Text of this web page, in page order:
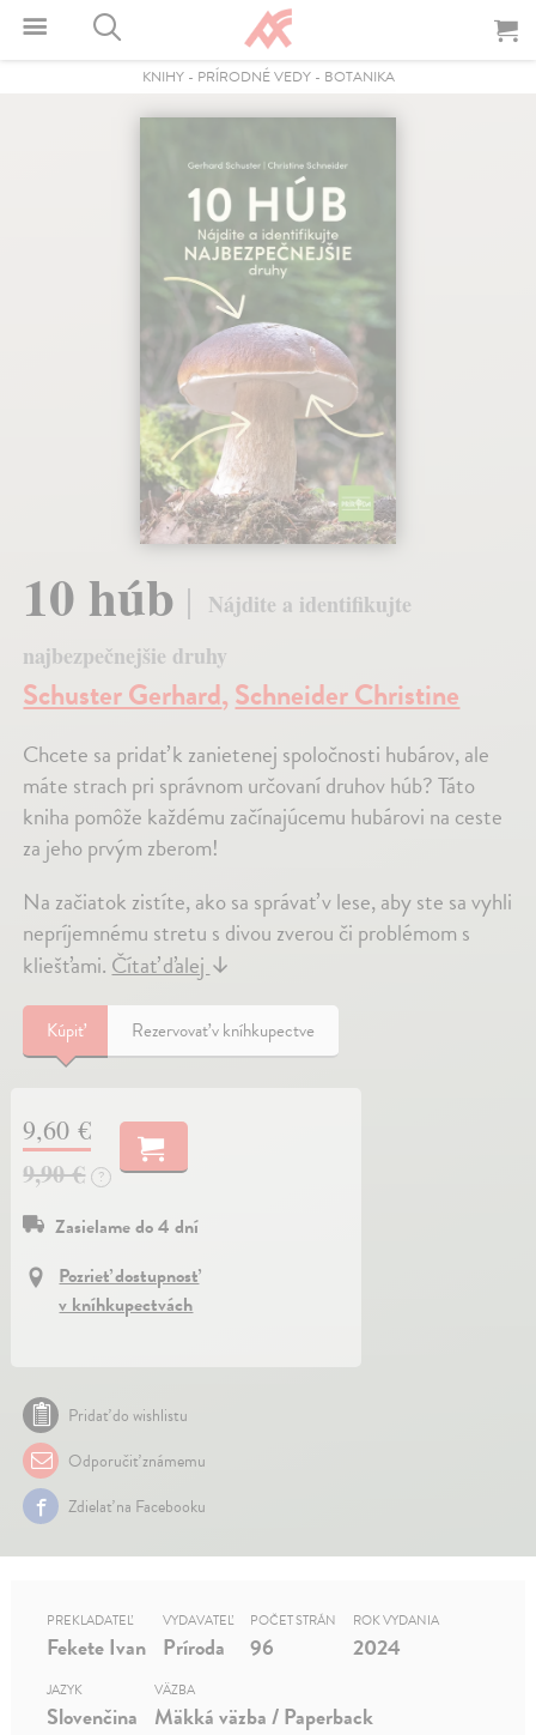
KNIHY- PRÍRODNÉ VEDY- BOTANIKA
10 húb
Nájdite a identifikujte
najbezpečnejšie druhy
Schuster Gerhard,Schneider Christine
Chcete sa pridať k zanietenej spoločnosti hubárov, ale
máte strach pri správnom určovaní druhov húb? Táto
kniha pomôže každému začínajúcemu hubárovi na ceste
za jeho prvým zberom!
Na začiatok zistíte, ako sa správať v lese, aby ste sa vyhli
nepríjemnému stretu s divou zverou či problémom s
kliešťami.Čítať ďalej↓
Kúpiť Rezervovať v kníhkupectve
9,60 €
9,90 €
?
Zasielame do 4 dní
Pozrieť dostupnosť
v kníhkupectvách
Pridať do wishlistu
Odporučiť známemu
Zdielať na Facebooku
PREKLADATEĽ
Fekete Ivan
VYDAVATEĽ
Príroda
POČET STRÁN
96
ROK VYDANIA
2024
JAZYK
Slovenčina
VÄZBA
Mäkká väzba / Paperback